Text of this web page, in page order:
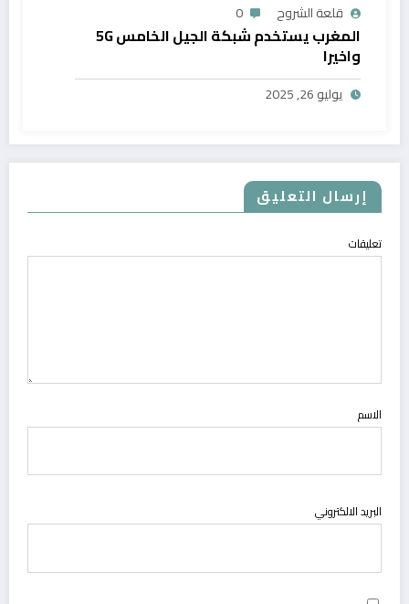
قلعة الشروح 0
المغرب يستخدم شبكة الجيل الخامس 5G
واخيرا
يوليو 26, 2025
إرسال التعليق
تعليقات
الاسم
البريد الالكتروني